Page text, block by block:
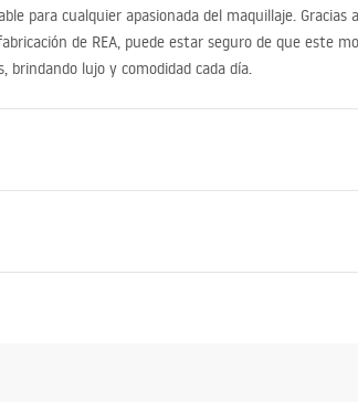
para cualquier apasionada del maquillaje. Gracias
de REA, puede estar seguro de que este
lujo y comodidad cada día.
100mm